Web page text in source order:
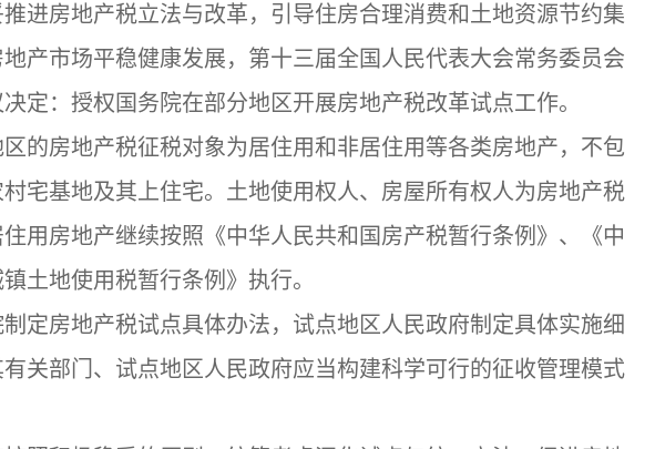
房地产税立法与改革，引导住房合理消费和土地资源节约集
产市场平稳健康发展，第十三届全国人民代表大会常务委员会
定：授权国务院在部分地区开展房地产税改革试点工作。
房地产税征税对象为居住用和非居住用等各类房地产，不包
宅基地及其上住宅。土地使用权人、房屋所有权人为房地产税
用房地产继续按照《中华人民共和国房产税暂行条例》、《中
土地使用税暂行条例》执行。
房地产税试点具体办法，试点地区人民政府制定具体实施细
关部门、试点地区人民政府应当构建科学可行的征收管理模式